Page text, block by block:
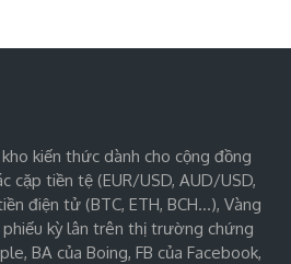
kiến thức dành cho cộng đồng
cặp tiền tệ (EUR/USD, AUD/USD,
điện tử (BTC, ETH, BCH…), Vàng
phiếu kỳ lân trên thị trường chứng
BA của Boing, FB của Facebook,